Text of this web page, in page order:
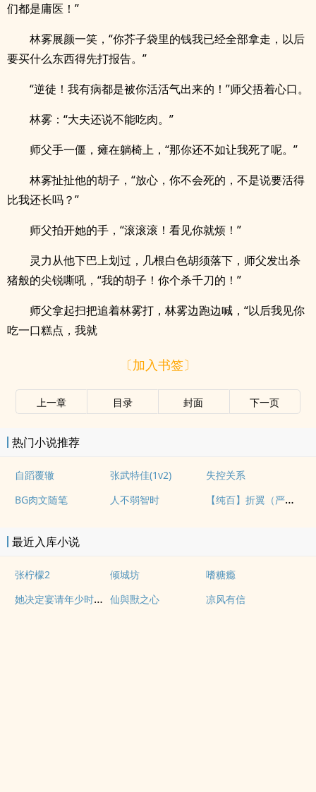
们都是庸医！”
林雾展颜一笑，“你芥子袋里的钱我已经全部拿走，以后
要买什么东西得先打报告。”
“逆徒！我有病都是被你活活气出来的！”师父捂着心口。
林雾：“大夫还说不能吃肉。”
师父手一僵，瘫在躺椅上，“那你还不如让我死了呢。”
林雾扯扯他的胡子，“放心，你不会死的，不是说要活得
比我还长吗？”
师父拍开她的手，“滚滚滚！看见你就烦！”
灵力从他下巴上划过，几根白色胡须落下，师父发出杀
猪般的尖锐嘶吼，“我的胡子！你个杀千刀的！”
师父拿起扫把追着林雾打，林雾边跑边喊，“以后我见你
吃一口糕点，我就
〔加入书签〕
上一章 目录 封面 下一页
热门小说推荐
自蹈覆辙 张武特佳(1v2)
失控关系
BG肉文随笔
人不弱智时 【纯百】折翼（严厉上司是小鸟）
最近入库小说
张柠檬2 倾城坊 嗜糖瘾
她决定宴请年少时的自己（1v1H） 仙與獸之心 凉风有信